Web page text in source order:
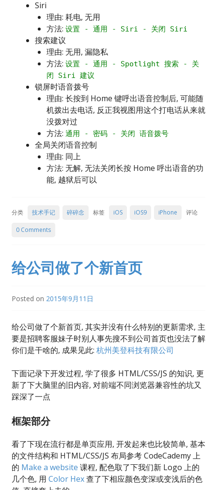
Siri
理由: 耗电, 无用
方法: 设置 - 通用 - Siri - 关闭 Siri
搜索建议
理由: 无用, 漏隐私
方法: 设置 - 通用 - Spotlight 搜索 - 关
闭 Siri 建议
锁屏时语音拨号
理由: 长按到 Home 键呼出语音控制后, 可能随
机拨出去电话, 反正我视图用这个打电话从来就
没拨对过
方法: 通用 - 密码 - 关闭 语音拨号
全局关闭语音控制
理由: 同上
方法: 无解, 无法关闭长按 Home 呼出语音的功
能, 越狱后可以
分类 技术手记 碎碎念 标签 iOS iOS9 iPhone 评论
0 Comments
给公司做了个新首页
Posted on 2015年9月11日
给公司做了个新首页, 其实并没有什么特别的更新需求, 主
要是招聘客服妹子时别人事先搜不到公司首页也没法了解
你们是干啥的, 成果见此: 杭州美登科技有限公司
下面记录下开发过程, 学了很多 HTML/CSS/JS 的知识, 更
新了下大脑里的旧内容, 对前端不同浏览器兼容性的坑又
踩深了一点
框架部分
看了下现在流行都是单页应用, 开发起来也比较简单, 基本
的文件结构和 HTML/CSS/JS 布局参考 CodeCademy 上
的 Make a website 课程, 配色取了下我们新 Logo 上的
几个色, 用 Color Hex查了下相应颜色变深或变浅后的色